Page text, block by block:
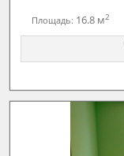
Площадь: 16.8 м2